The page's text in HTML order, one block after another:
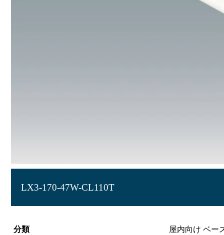
LX3-170-47W-CL110T
分類
屋内向け ベー